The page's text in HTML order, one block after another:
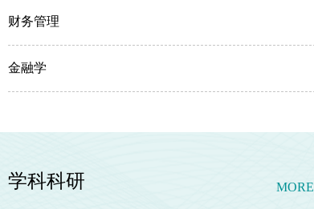
财务管理
金融学
MORE
学科科研